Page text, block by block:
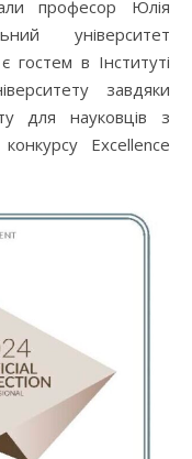
професор Юлія
університет
гостем в Інституті
завдяки
для науковців з
Excellence